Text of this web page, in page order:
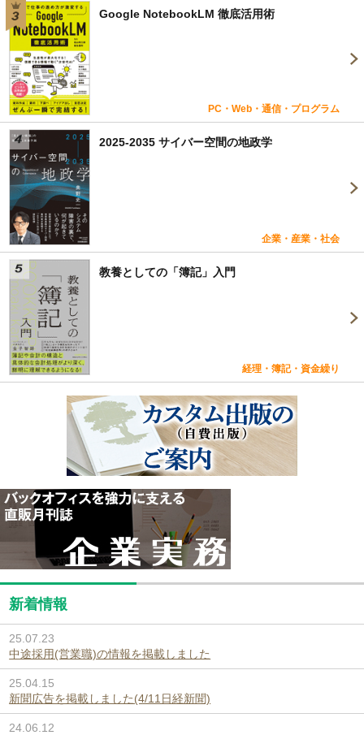
Google NotebookLM 徹底活用術
PC・Web・通信・プログラム
2025-2035 サイバー空間の地政学
企業・産業・社会
教養としての「簿記」入門
経理・簿記・資金繰り
新着情報
25.07.23
中途採用(営業職)の情報を掲載しました
25.04.15
新聞広告を掲載しました(4/11日経新聞)
24.06.12